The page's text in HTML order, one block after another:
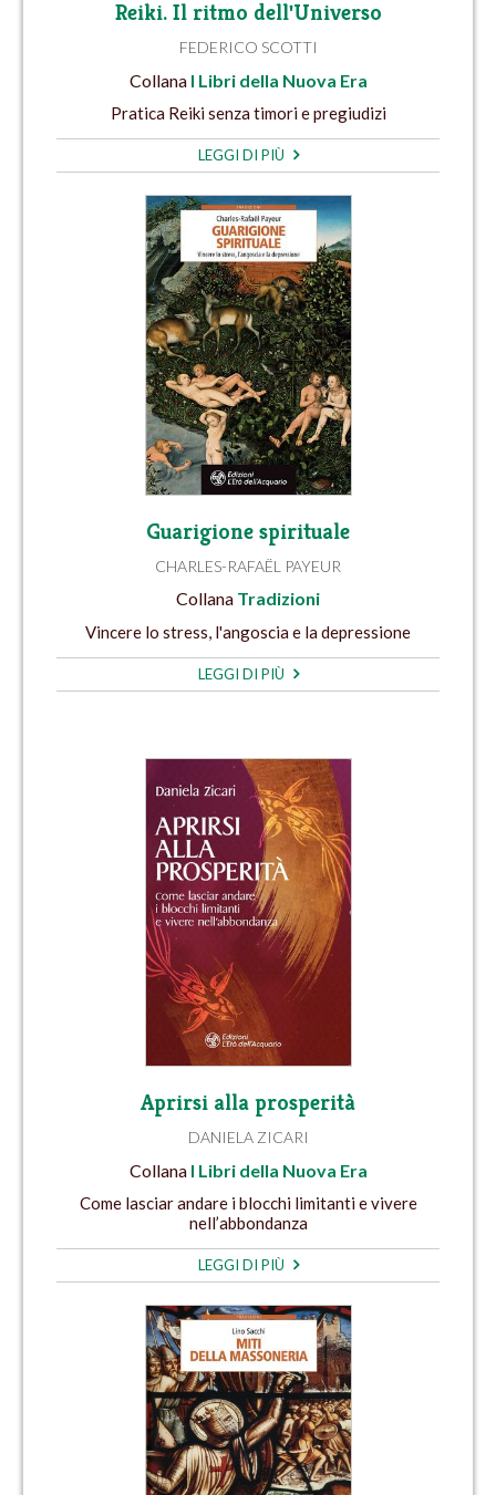
Reiki. Il ritmo dell'Universo
FEDERICO SCOTTI
Collana I Libri della Nuova Era
Pratica Reiki senza timori e pregiudizi
LEGGI DI PIÙ
Guarigione spirituale
CHARLES-RAFAËL PAYEUR
Collana Tradizioni
Vincere lo stress, l'angoscia e la depressione
LEGGI DI PIÙ
Aprirsi alla prosperità
DANIELA ZICARI
Collana I Libri della Nuova Era
Come lasciar andare i blocchi limitanti e vivere
nell’abbondanza
LEGGI DI PIÙ